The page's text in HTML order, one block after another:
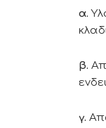
α.
β.
γ.